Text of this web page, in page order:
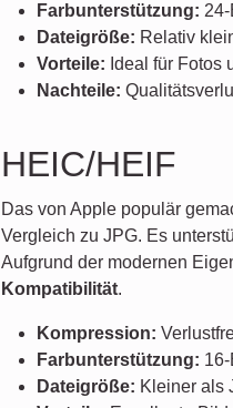
Farbunterstützung:
Dateigröße: Relativ
Vorteile: Ideal für Fotos
Nachteile:
HEIC/HEIF
Das von Apple populär
Vergleich zu JPG. Es
Aufgrund der modernen
Kompatibilität.
Kompression:
Farbunterstützung:
Dateigröße: Kleiner als